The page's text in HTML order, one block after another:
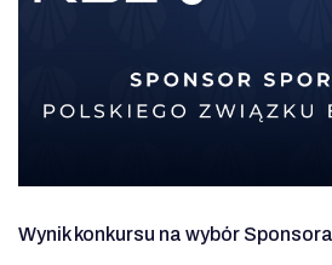
Wynik konkursu na wybór